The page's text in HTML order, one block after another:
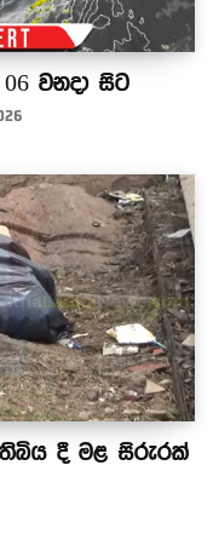
වනදා සිට
දී මළ සිරුරක්